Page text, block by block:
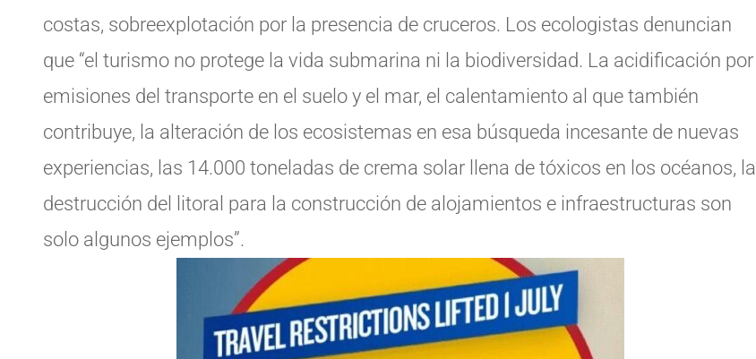
costas, sobreexplotación por la presencia de cruceros. Los ecologistas denuncian
que “el turismo no protege la vida submarina ni la biodiversidad. La acidificación por
emisiones del transporte en el suelo y el mar, el calentamiento al que también
contribuye, la alteración de los ecosistemas en esa búsqueda incesante de nuevas
experiencias, las 14.000 toneladas de crema solar llena de tóxicos en los océanos, la
destrucción del litoral para la construcción de alojamientos e infraestructuras son
solo algunos ejemplos”.